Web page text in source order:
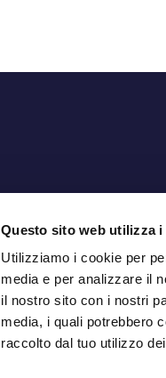
Questo sito web utilizza i
Utilizziamo i cookie per
media e per analizzare il
il nostro sito con i nostri
media, i quali potrebbero
raccolto dal tuo utilizzo